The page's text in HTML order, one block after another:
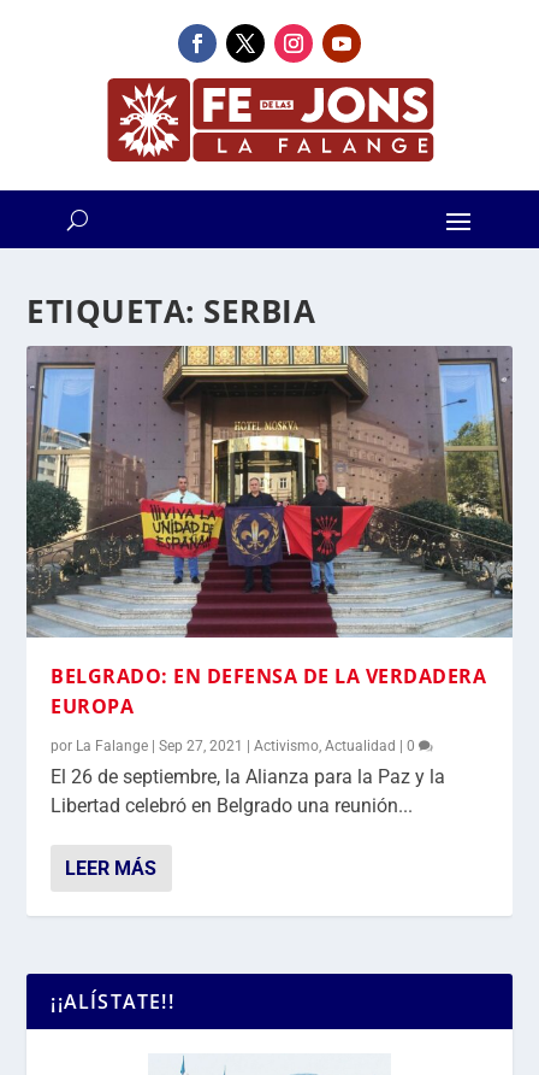
ETIQUETA: SERBIA
BELGRADO: EN DEFENSA DE LA VERDADERA
EUROPA
por La Falange |Sep 27, 2021 |Activismo ,Actualidad |0
El 26 de septiembre, la Alianza para la Paz y la
Libertad celebró en Belgrado una reunión...
LEER MÁS
¡¡ALÍSTATE!!